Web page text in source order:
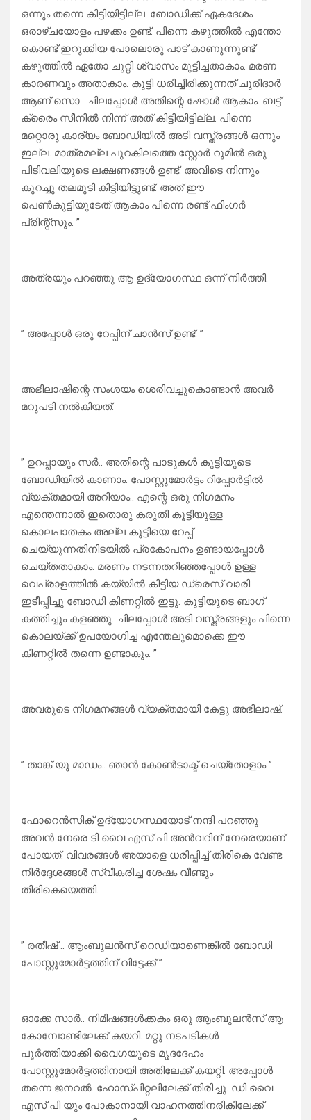
ഒന്നും തന്നെ കിട്ടിയിട്ടില്ല. ബോഡിക്ക് ഏകദേശം
ഒരാഴ്ചയോളം പഴക്കം ഉണ്ട്. പിന്നെ കഴുത്തിൽ എന്തോ
കൊണ്ട് ഇറുക്കിയ പോലൊരു പാട് കാണുന്നുണ്ട്
കഴുത്തിൽ ഏതോ ചുറ്റി ശ്വാസം മുട്ടിച്ചതാകാം. മരണ
കാരണവും അതാകാം. കുട്ടി ധരിച്ചിരിക്കുന്നത് ചുരിദാർ
ആണ് സൊ.. ചിലപ്പോൾ അതിന്റെ ഷോൾ ആകാം. ബട്ട്
ക്രൈം സീനിൽ നിന്ന് അത് കിട്ടിയിട്ടില്ല. പിന്നെ
മറ്റൊരു കാര്യം ബോഡിയിൽ അടി വസ്ത്രങ്ങൾ ഒന്നും
ഇല്ല. മാത്രമല്ല പുറകിലത്തെ സ്റ്റോർ റൂമിൽ ഒരു
പിടിവലിയുടെ ലക്ഷണങ്ങൾ ഉണ്ട്. അവിടെ നിന്നും
കുറച്ചു തലമുടി കിട്ടിയിട്ടുണ്ട്. അത് ഈ
പെൺകുട്ടിയുടേത് ആകാം പിന്നെ രണ്ട് ഫിംഗർ
പ്രിന്റ്സും. ”
അത്രയും പറഞ്ഞു ആ ഉദ്യോഗസ്ഥ ഒന്ന് നിർത്തി.
” അപ്പോൾ ഒരു റേപ്പിന് ചാൻസ് ഉണ്ട്. ”
അഭിലാഷിന്റെ സംശയം ശെരിവച്ചുകൊണ്ടാൻ അവർ
മറുപടി നൽകിയത്.
” ഉറപ്പായും സർ.. അതിന്റെ പാടുകൾ കുട്ടിയുടെ
ബോഡിയിൽ കാണാം. പോസ്റ്റുമോർട്ടം റിപ്പോർട്ടിൽ
വ്യക്തമായി അറിയാം.. എന്റെ ഒരു നിഗമനം
എന്തെന്നാൽ ഇതൊരു കരുതി കൂട്ടിയുള്ള
കൊലപാതകം അല്ല കുട്ടിയെ റേപ്പ്
ചെയ്യുന്നതിനിടയിൽ പ്രകോപനം ഉണ്ടായപ്പോൾ
ചെയ്തതാകാം. മരണം നടന്നതറിഞ്ഞപ്പോൾ ഉള്ള
വെപ്രാളത്തിൽ കയ്യിൽ കിട്ടിയ ഡ്രെസ് വാരി
ഇടീപ്പിച്ചു ബോഡി കിണറ്റിൽ ഇട്ടു. കുട്ടിയുടെ ബാഗ്
കത്തിച്ചും കളഞ്ഞു. ചിലപ്പോൾ അടി വസ്ത്രങ്ങളും പിന്നെ
കൊലയ്ക്ക് ഉപയോഗിച്ച എന്തേലുമൊക്കെ ഈ
കിണറ്റിൽ തന്നെ ഉണ്ടാകും. ”
അവരുടെ നിഗമനങ്ങൾ വ്യക്തമായി കേട്ടു അഭിലാഷ്.
” താങ്ക് യൂ മാഡം.. ഞാൻ കോൺടാക്ട് ചെയ്‌തോളാം ”
ഫോറെൻസിക് ഉദ്യോഗസ്ഥയോട് നന്ദി പറഞ്ഞു
അവൻ നേരെ ടി വൈ എസ് പി അൻവറിന് നേരെയാണ്
പോയത്. വിവരങ്ങൾ അയാളെ ധരിപ്പിച്ച് തിരികെ വേണ്ട
നിർദ്ദേശങ്ങൾ സ്വീകരിച്ച ശേഷം വീണ്ടും
തിരികെയെത്തി.
” രതീഷ് .. ആംബുലൻസ് റെഡിയാണെങ്കിൽ ബോഡി
പോസ്റ്റുമോർട്ടത്തിന് വിട്ടേക്ക് ”
ഓക്കേ സാർ.. നിമിഷങ്ങൾക്കകം ഒരു ആംബുലൻസ് ആ
കോമ്പോണ്ടിലേക്ക് കയറി. മറ്റു നടപടികൾ
പൂർത്തിയാക്കി വൈഗയുടെ മൃദദേഹം
പോസ്റ്റുമോർട്ടത്തിനായി അതിലേക്ക് കയറ്റി. അപ്പോൾ
തന്നെ ജനറൽ. ഹോസ്പിറ്റലിലേക്ക് തിരിച്ചു. ഡി വൈ
എസ് പി യും പോകാനായി വാഹനത്തിനരികിലേക്ക്